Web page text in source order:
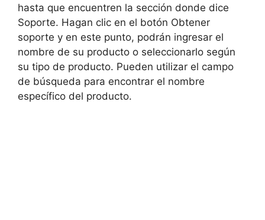
hasta que encuentren la sección donde dice
Soporte. Hagan clic en el botón Obtener
soporte y en este punto, podrán ingresar el
nombre de su producto o seleccionarlo según
su tipo de producto. Pueden utilizar el campo
de búsqueda para encontrar el nombre
específico del producto.